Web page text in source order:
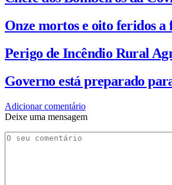
Onze mortos e oito feridos
Perigo de Incêndio Rural
Governo está preparado
Adicionar comentário
Deixe uma mensagem